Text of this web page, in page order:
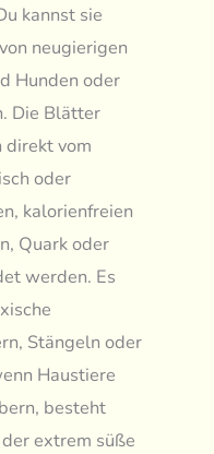
kannst sie
neugierigen
Hunden oder
Die Blätter
direkt vom
oder
kalorienfreien
Quark oder
werden. Es
Stängeln oder
Haustiere
besteht
extrem süße